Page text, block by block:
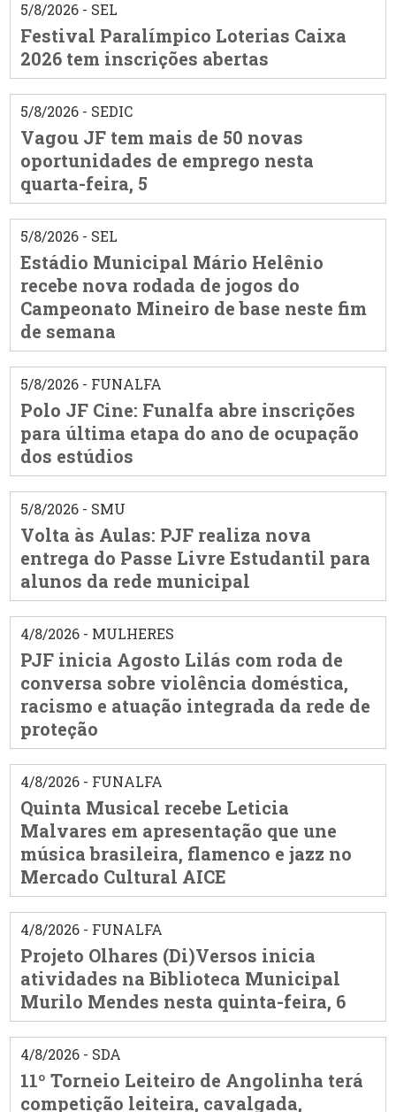
5/8/2026 - SEL
Festival Paralímpico Loterias Caixa
2026 tem inscrições abertas
5/8/2026 - SEDIC
Vagou JF tem mais de 50 novas
oportunidades de emprego nesta
quarta-feira, 5
5/8/2026 - SEL
Estádio Municipal Mário Helênio
recebe nova rodada de jogos do
Campeonato Mineiro de base neste fim
de semana
5/8/2026 - FUNALFA
Polo JF Cine: Funalfa abre inscrições
para última etapa do ano de ocupação
dos estúdios
5/8/2026 - SMU
Volta às Aulas: PJF realiza nova
entrega do Passe Livre Estudantil para
alunos da rede municipal
4/8/2026 - MULHERES
PJF inicia Agosto Lilás com roda de
conversa sobre violência doméstica,
racismo e atuação integrada da rede de
proteção
4/8/2026 - FUNALFA
Quinta Musical recebe Leticia
Malvares em apresentação que une
música brasileira, flamenco e jazz no
Mercado Cultural AICE
4/8/2026 - FUNALFA
Projeto Olhares (Di)Versos inicia
atividades na Biblioteca Municipal
Murilo Mendes nesta quinta-feira, 6
4/8/2026 - SDA
11º Torneio Leiteiro de Angolinha terá
competição leiteira, cavalgada,